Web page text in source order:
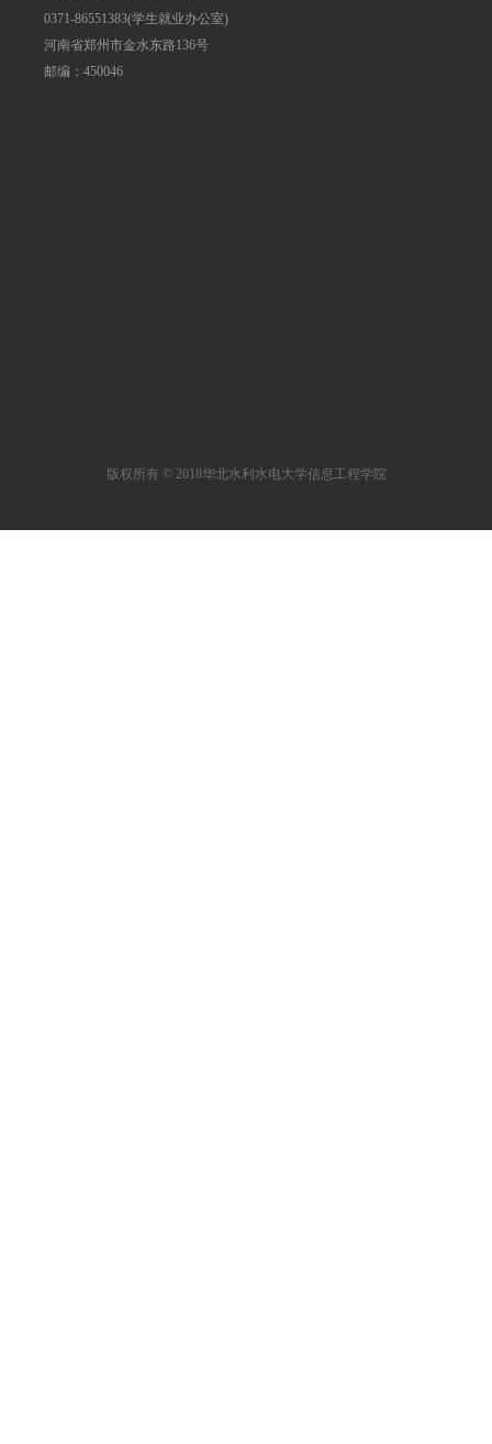
0371-86551383(学生就业办公室)
河南省郑州市金水东路136号
邮编：450046
版权所有 © 2018华北水利水电大学信息工程学院